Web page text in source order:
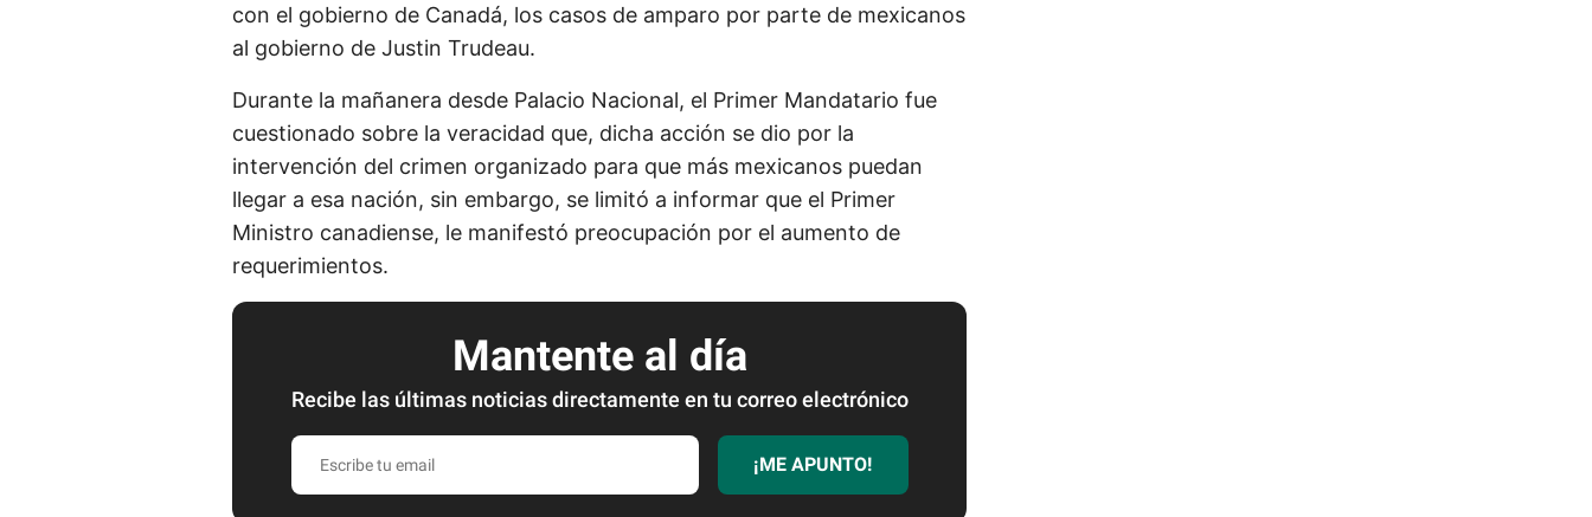
con el gobierno de Canadá, los casos de amparo por parte de mexicanos
al gobierno de Justin Trudeau.
Durante la mañanera desde Palacio Nacional, el Primer Mandatario fue
cuestionado sobre la veracidad que, dicha acción se dio por la
intervención del crimen organizado para que más mexicanos puedan
llegar a esa nación, sin embargo, se limitó a informar que el Primer
Ministro canadiense, le manifestó preocupación por el aumento de
requerimientos.
Mantente al día
Recibe las últimas noticias directamente en tu correo electrónico
E
s
¡ME APUNTO!